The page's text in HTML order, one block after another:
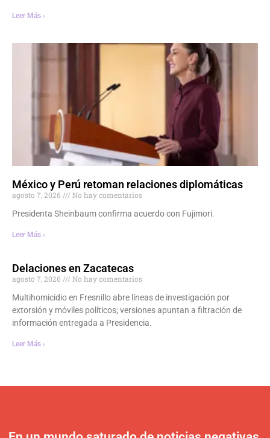
Leer Más ›
México y Perú retoman relaciones diplomáticas
agosto 7, 2026
No hay comentarios
Presidenta Sheinbaum confirma acuerdo con Fujimori.
Leer Más ›
Delaciones en Zacatecas
agosto 7, 2026
No hay comentarios
Multihomicidio en Fresnillo abre líneas de investigación por
extorsión y móviles políticos; versiones apuntan a filtración de
información entregada a Presidencia.
Leer Más ›